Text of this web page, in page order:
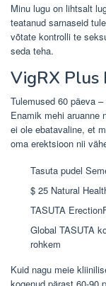
Minu lugu on lihtsalt
teatanud sarnaseid
võtate kontrolli te
seda teha.
VigRX Plus
Tulemused 60 päeva
Enamik mehi
ei ole ebatavaline, et
oma erektsioon nii
Tasuta pudel
$ 25 Natural
TASUTA
Global TASUTA
rohkem
Kuid nagu meie